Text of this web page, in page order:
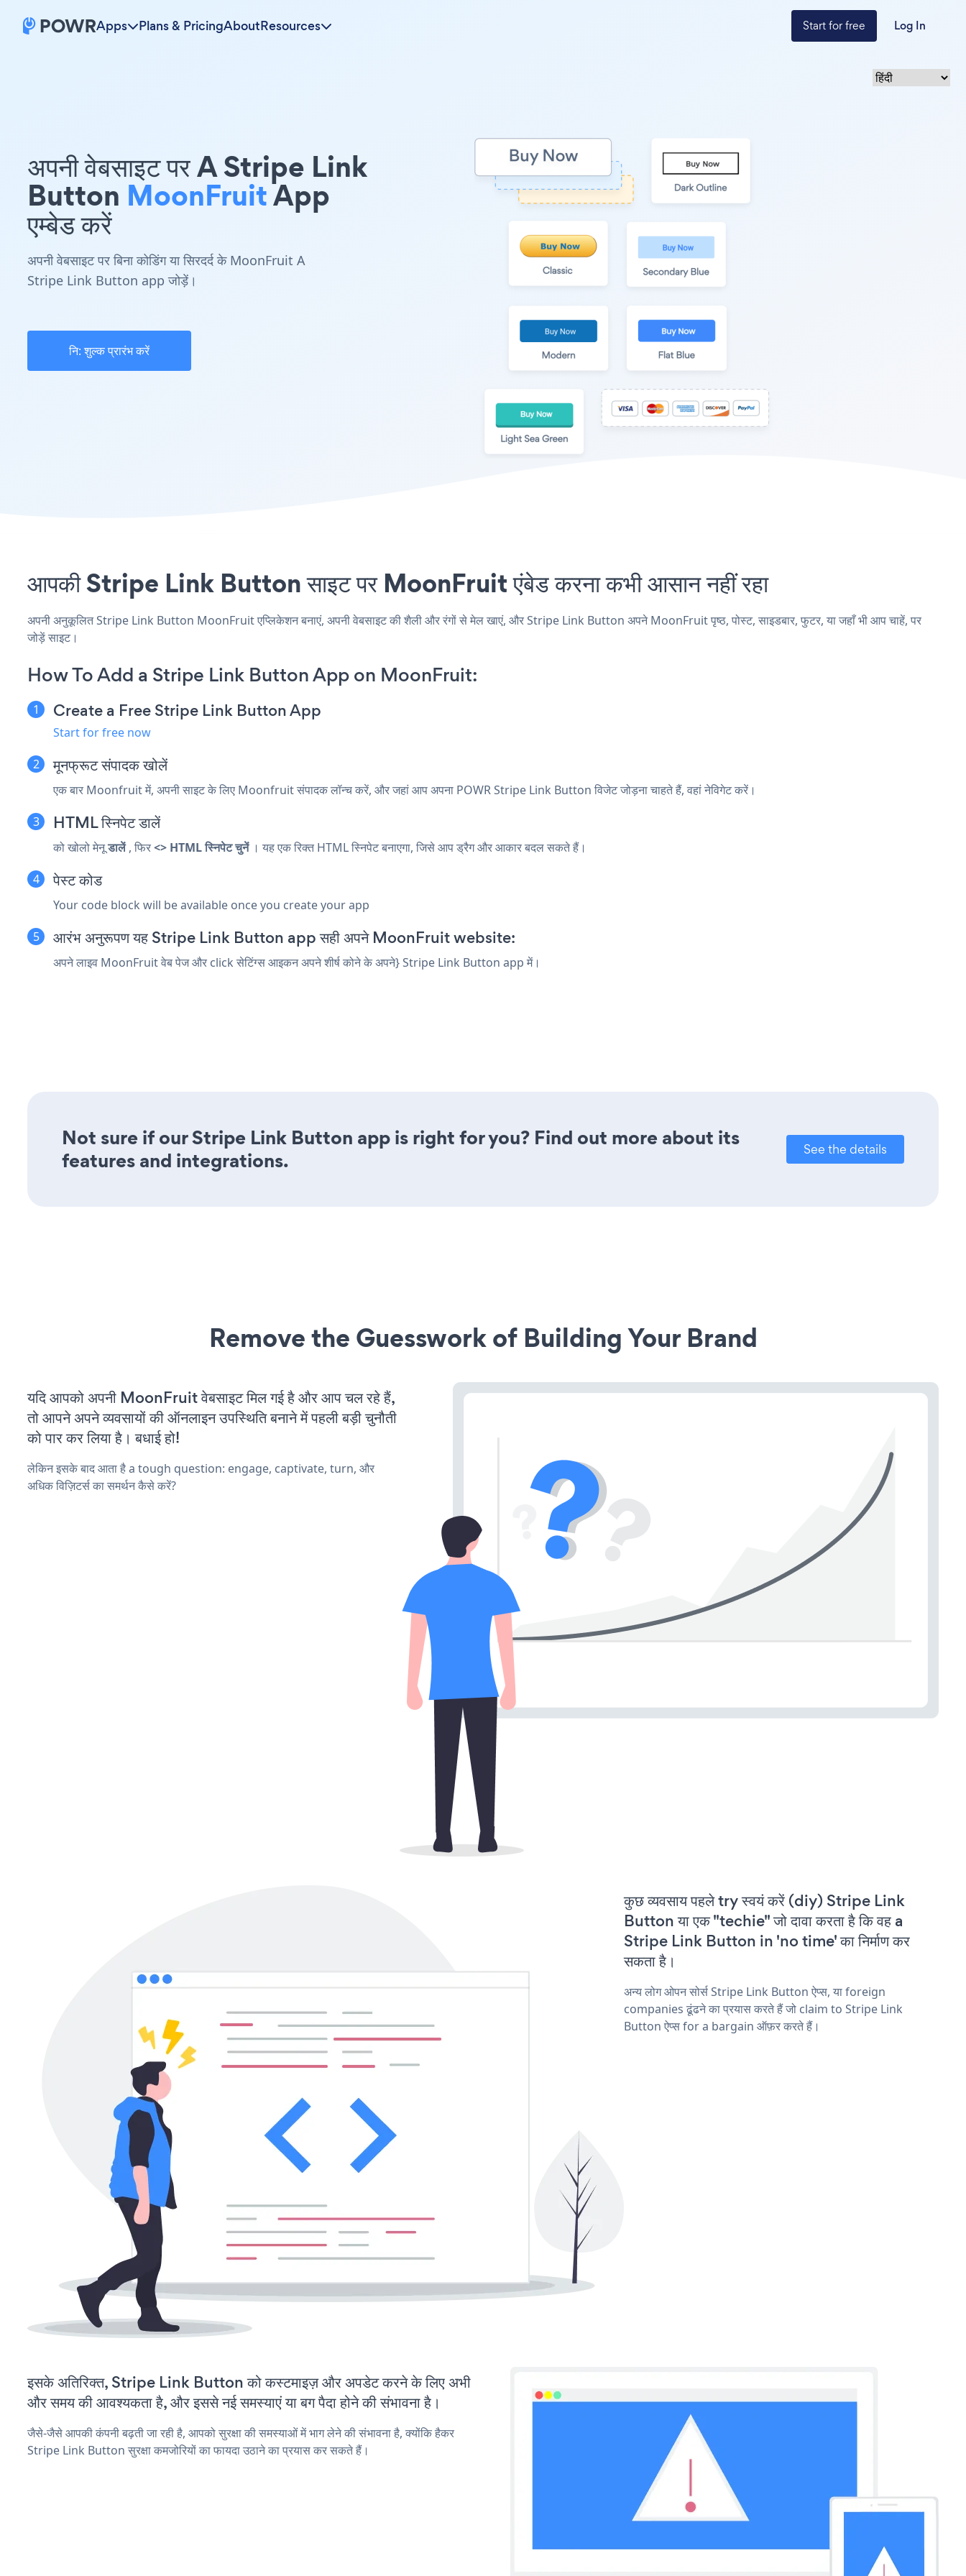
Apps Plans & PricingAboutResources Start for free Log In
अपनी वेबसाइट पर A Stripe Link
Button MoonFruitApp
एम्बेड करें
अपनी वेबसाइट पर बिना कोडिंग या सिरदर्द के MoonFruit A
Stripe Link Button app जोड़ें।
नि: शुल्क प्रारंभ करें
आपकी Stripe Link Button साइट पर MoonFruit एंबेड करना कभी आसान नहीं रहा
अपनी अनुकूलित Stripe Link Button MoonFruit एप्लिकेशन बनाएं, अपनी वेबसाइट की शैली और रंगों से मेल खाएं, और Stripe Link Button अपने MoonFruit पृष्ठ, पोस्ट, साइडबार, फुटर, या जहाँ भी आप चाहें, पर
जोड़ें साइट।
How To Add a Stripe Link Button App on MoonFruit:
Create a Free Stripe Link Button App
Start for free now
मूनफ्रूट संपादक खोलें
एक बार Moonfruit में, अपनी साइट के लिए Moonfruit संपादक लॉन्च करें, और जहां आप अपना POWR Stripe Link Button विजेट जोड़ना चाहते हैं, वहां नेविगेट करें।
HTML स्निपेट डालें
को खोलोमेनूडालें, फिर<> HTML स्निपेट चुनें। यह एक रिक्त HTML स्निपेट बनाएगा, जिसे आप ड्रैग और आकार बदल सकते हैं।
पेस्ट कोड
Your code block will be available once you create your app
आरंभ अनुरूपण यह Stripe Link Button app सही अपने MoonFruit website:
अपने लाइव MoonFruit वेब पेज और click सेटिंग्स आइकनअपने शीर्ष कोने के अपने} Stripe Link Button app में।
Not sure if our Stripe Link Button app is right for you? Find out more about its
features and integrations.
See the details
Remove the Guesswork of Building Your Brand
यदि आपको अपनी MoonFruit वेबसाइट मिल गई है और आप चल रहे हैं,
तो आपने अपने व्यवसायों की ऑनलाइन उपस्थिति बनाने में पहली बड़ी चुनौती
को पार कर लिया है। बधाई हो!
लेकिन इसके बाद आता है a tough question: engage, captivate, turn, और
अधिक विज़िटर्स का समर्थन कैसे करें?
कुछ व्यवसाय पहले try स्वयं करें (diy) Stripe Link
Button या एक "techie" जो दावा करता है कि वह a
Stripe Link Button in 'no time' का निर्माण कर
सकता है।
अन्य लोग ओपन सोर्स Stripe Link Button ऐप्स, या foreign
companies ढूंढने का प्रयास करते हैं जो claim to Stripe Link
Button ऐप्स for a bargain ऑफ़र करते हैं।
इसके अतिरिक्त, Stripe Link Button को कस्टमाइज़ और अपडेट करने के लिए अभी
और समय की आवश्यकता है, और इससे नई समस्याएं या बग पैदा होने की संभावना है।
जैसे-जैसे आपकी कंपनी बढ़ती जा रही है, आपको सुरक्षा की समस्याओं में भाग लेने की संभावना है, क्योंकि हैकर
Stripe Link Button सुरक्षा कमजोरियों का फायदा उठाने का प्रयास कर सकते हैं।